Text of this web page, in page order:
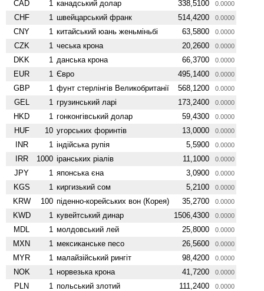
CAD 1 канадський долар 338,5100 0.0000
CHF 1 швейцарський франк 514,4200 0.0000
CNY 1 китайський юань женьмiньбi 63,5800 0.0000
CZK 1 чеська крона 20,2600 0.0000
DKK 1 данська крона 66,3700 0.0000
EUR 1 Євро 495,1400 0.0000
GBP 1 фунт стерлінгів Велико­британії 568,1200 0.0000
GEL 1 грузинський ларі 173,2400 0.0000
HKD 1 гонконгівський долар 59,4300 0.0000
HUF 10 угорських форинтів 13,0000 0.0000
INR 1 індійська рупія 5,5900 0.0000
IRR 1000 іранських ріалів 11,1000 0.0000
JPY 1 японська єна 3,0900 0.0000
KGS 1 киргизький сом 5,2100 0.0000
KRW 100 піденно-корейських вон (Корея) 35,2700 0.0000
KWD 1 кувейтський динар 1506,4300 0.0000
MDL 1 молдовський лей 25,8000 0.0000
MXN 1 мексиканське песо 26,5600 0.0000
MYR 1 малайзійський рингіт 98,4200 0.0000
NOK 1 норвезька крона 41,7200 0.0000
PLN 1 польський злотий 111,2400 0.0000